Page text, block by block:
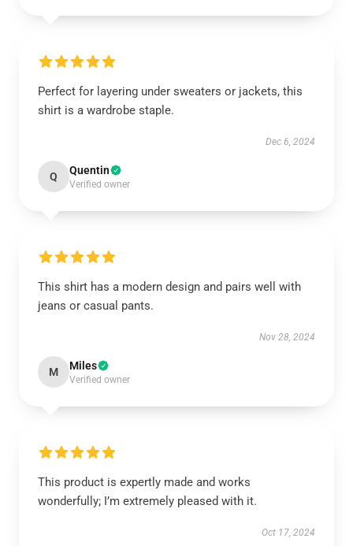
Perfect for layering under sweaters or jackets, this
shirt is a wardrobe staple.
Dec 6, 2024
Q Quentin
Verified owner
This shirt has a modern design and pairs well with
jeans or casual pants.
Nov 28, 2024
M Miles
Verified owner
This product is expertly made and works
wonderfully; I’m extremely pleased with it.
Oct 17, 2024